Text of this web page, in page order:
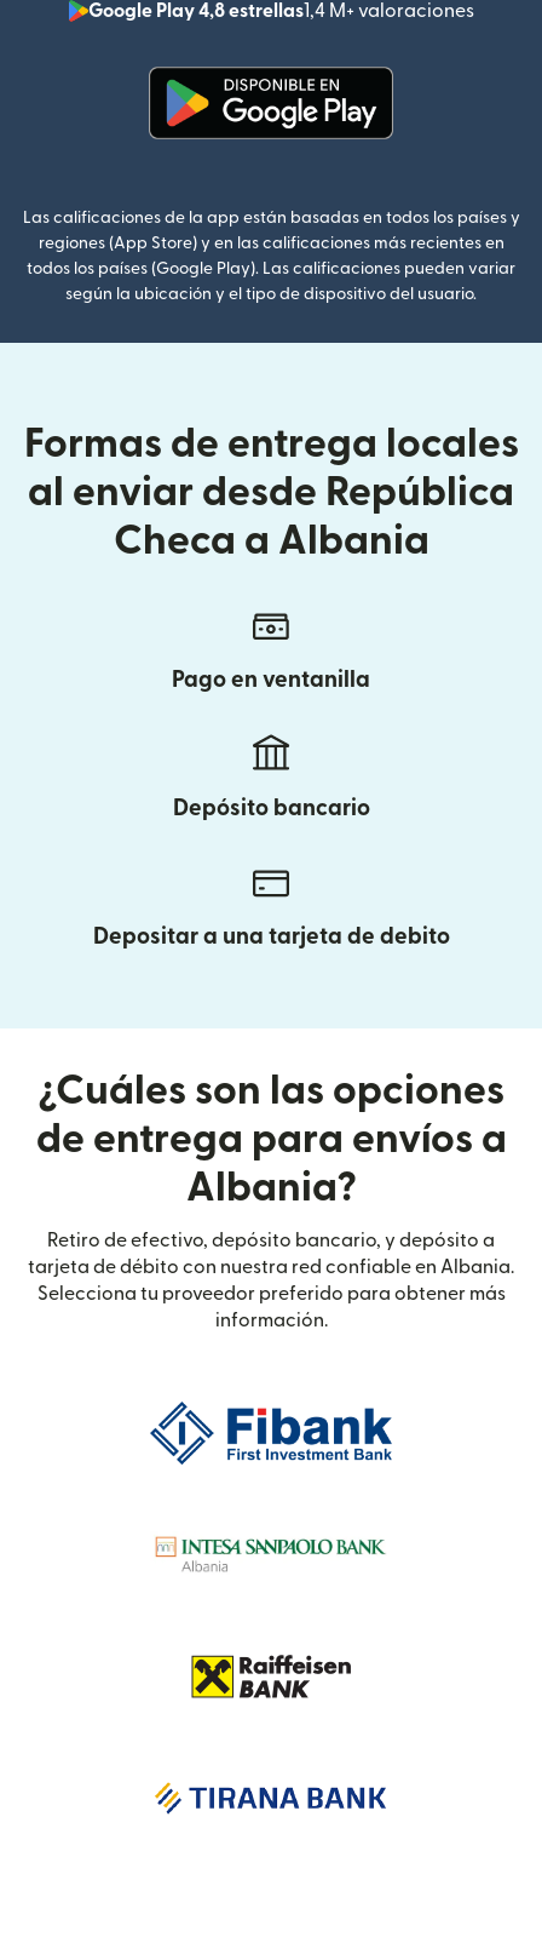
Google Play 4,8 estrellas1,4 M+ valoraciones
(se
Las calificaciones de la app están basadas en todos los países y
regiones (App Store) y en las calificaciones más recientes en
todos los países (Google Play). Las calificaciones pueden variar
según la ubicación y el tipo de dispositivo del usuario.
Formas de entrega locales
al enviar desde República
Checa a Albania
Pago en ventanilla
Depósito bancario
Depositar a una tarjeta de debito
¿Cuáles son las opciones
de entrega para envíos a
Albania?
Retiro de efectivo, depósito bancario, y depósito a
tarjeta de débito con nuestra red confiable en Albania.
Selecciona tu proveedor preferido para obtener más
información.